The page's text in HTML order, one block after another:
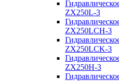
ZX250L-3
ZX250LCH-3
ZX250LCK-3
ZX250Н-3